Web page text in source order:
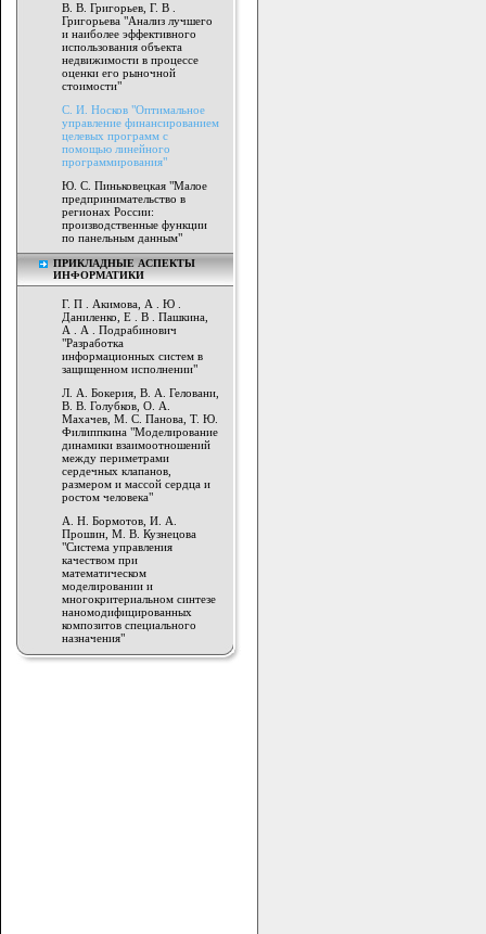
В. В. Григорьев, Г. В .
Григорьева "Анализ лучшего
и наиболее эффективного
использования объекта
недвижимости в процессе
оценки его рыночной
стоимости"
С. И. Носков "Оптимальное
управление финансированием
целевых программ с
помощью линейного
программирования"
Ю. С. Пиньковецкая "Малое
предпринимательство в
регионах России:
производственные функции
по панельным данным"
ПРИКЛАДНЫЕ АСПЕКТЫ
ИНФОРМАТИКИ
Г. П . Акимова, А . Ю .
Даниленко, Е . В . Пашкина,
А . А . Подрабинович
"Разработка
информационных систем в
защищенном исполнении"
Л. А. Бокерия, В. А. Геловани,
В. В. Голубков, О. А.
Махачев, М. С. Панова, Т. Ю.
Филиппкина "Моделирование
динамики взаимоотношений
между периметрами
сердечных клапанов,
размером и массой сердца и
ростом человека"
А. Н. Бормотов, И. А.
Прошин, М. В. Кузнецова
"Система управления
качеством при
математическом
моделировании и
многокритериальном синтезе
наномодифицированных
композитов специального
назначения"